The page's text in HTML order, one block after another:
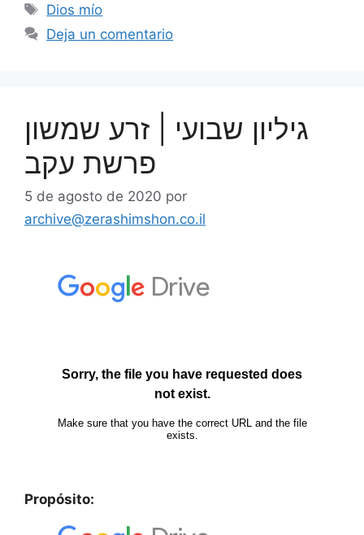
Dios mío
Deja un comentario
גיליון שבועי | זרע שמשון
פרשת עקב
5 de agosto de 2020 por
archive@zerashimshon.co.il
Propósito: